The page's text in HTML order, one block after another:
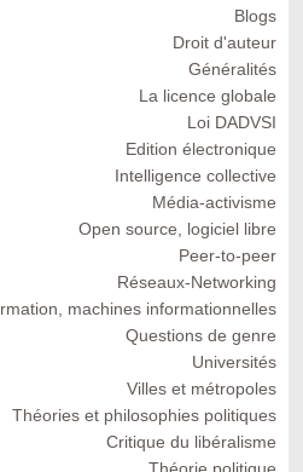
Blogs
Droit d'auteur
Généralités
La licence globale
Loi DADVSI
Edition électronique
Intelligence collective
Média-activisme
Open source, logiciel libre
Peer-to-peer
Réseaux-Networking
machines informationnelles
Questions de genre
Universités
Villes et métropoles
Théories et philosophies politiques
Critique du libéralisme